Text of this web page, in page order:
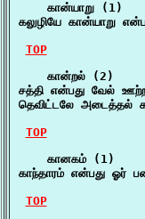
    கான்யாறு (1)
கலுழியே கான்யாறு
TOP
    கான்றல் (2)
சத்தி என்பது வேல்
தெவிட்டலே அடைத்தல்
TOP
    கானகம் (1)
காந்தாரம் என்பது
TOP